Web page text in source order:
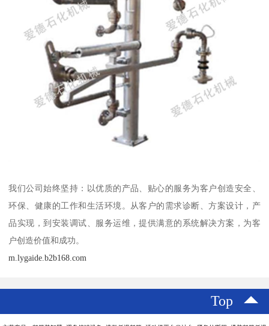
我们公司始终坚持：以优质的产品、贴心的服务为客户创造安全、
环保、健康的工作和生活环境。从客户的需求诊断、方案设计，产
品实现，到安装调试、服务运维，提供满意的系统解决方案，为客
户创造价值和成功。
m.lygaide.b2b168.com
Top